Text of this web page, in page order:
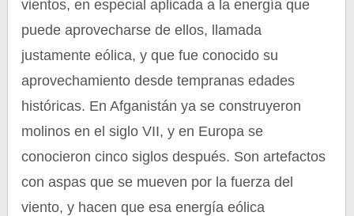
vientos, en especial aplicada a la energía que
puede aprovecharse de ellos, llamada
justamente eólica, y que fue conocido su
aprovechamiento desde tempranas edades
históricas. En Afganistán ya se construyeron
molinos en el siglo VII, y en Europa se
conocieron cinco siglos después. Son artefactos
con aspas que se mueven por la fuerza del
viento, y hacen que esa energía eólica